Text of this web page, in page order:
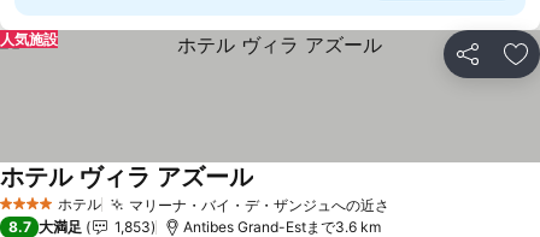
シェア お
人気施設
4 ホテルのランク
ホテル マリーナ・バイ・デ・ザンジュへの近さ
ホテル ヴィラ アズール
8.7 大満足 1,853 Antibes Grand-Estまで3.6 km